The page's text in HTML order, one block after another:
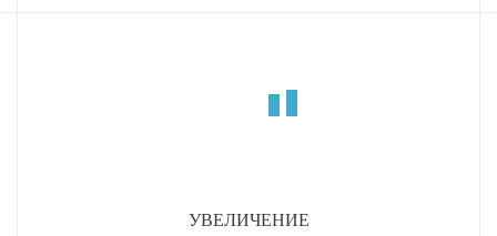
УВЕЛИЧЕНИЕ